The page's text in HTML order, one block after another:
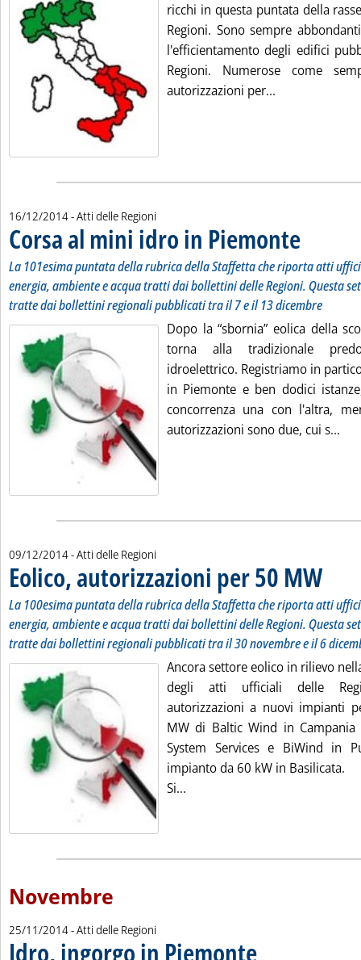
ricchi in questa puntata della
Regioni. Sono sempre
l'efficientamento degli edifici
Regioni. Numerose come
autorizzazioni per...
16/12/2014- Atti delle Regioni
Corsa al mini idro in Piemonte
La 101esima puntata della rubrica della Staffetta che riporta atti
energia, ambiente e acqua tratti dai bollettini delle Regioni. Questa
tratte dai bollettini regionali pubblicati tra il 7 e il 13 dicembre
Dopo la “sbornia” eolica della
torna alla tradizionale
idroelettrico. Registriamo in
in Piemonte e ben dodici
concorrenza una con l'altra,
autorizzazioni sono due, cui s...
09/12/2014- Atti delle Regioni
Eolico, autorizzazioni per 50 MW..
La 100esima puntata della rubrica della Staffetta che riporta atti
energia, ambiente e acqua tratti dai bollettini delle Regioni. Questa
tratte dai bollettini regionali pubblicati tra il 30 novembre e il 6
Ancora settore eolico in rilievo
degli atti ufficiali delle
autorizzazioni a nuovi impianti
MW di Baltic Wind in
System Services e BiWind in
impianto da 60 kW in Basilicata.
Si...
Novembre
25/11/2014- Atti delle Regioni
Idro, ingorgo in Piemonte